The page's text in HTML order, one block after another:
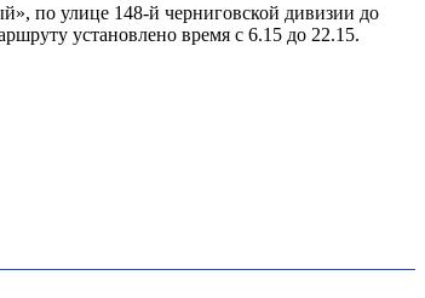
по улице 148-й черниговской дивизии до
установлено время с 6.15 до 22.15.